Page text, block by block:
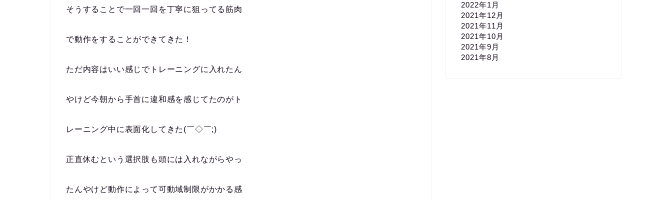
そうすることで一回一回を丁寧に狙ってる筋肉
で動作をすることができてきた！
ただ内容はいい感じでトレーニングに入れたん
やけど今朝から手首に違和感を感じてたのがト
レーニング中に表面化してきた(￣◇￣;)
正直休むという選択肢も頭には入れながらやっ
たんやけど動作によって可動域制限がかかる感
2022年1月
2021年12月
2021年11月
2021年10月
2021年9月
2021年8月